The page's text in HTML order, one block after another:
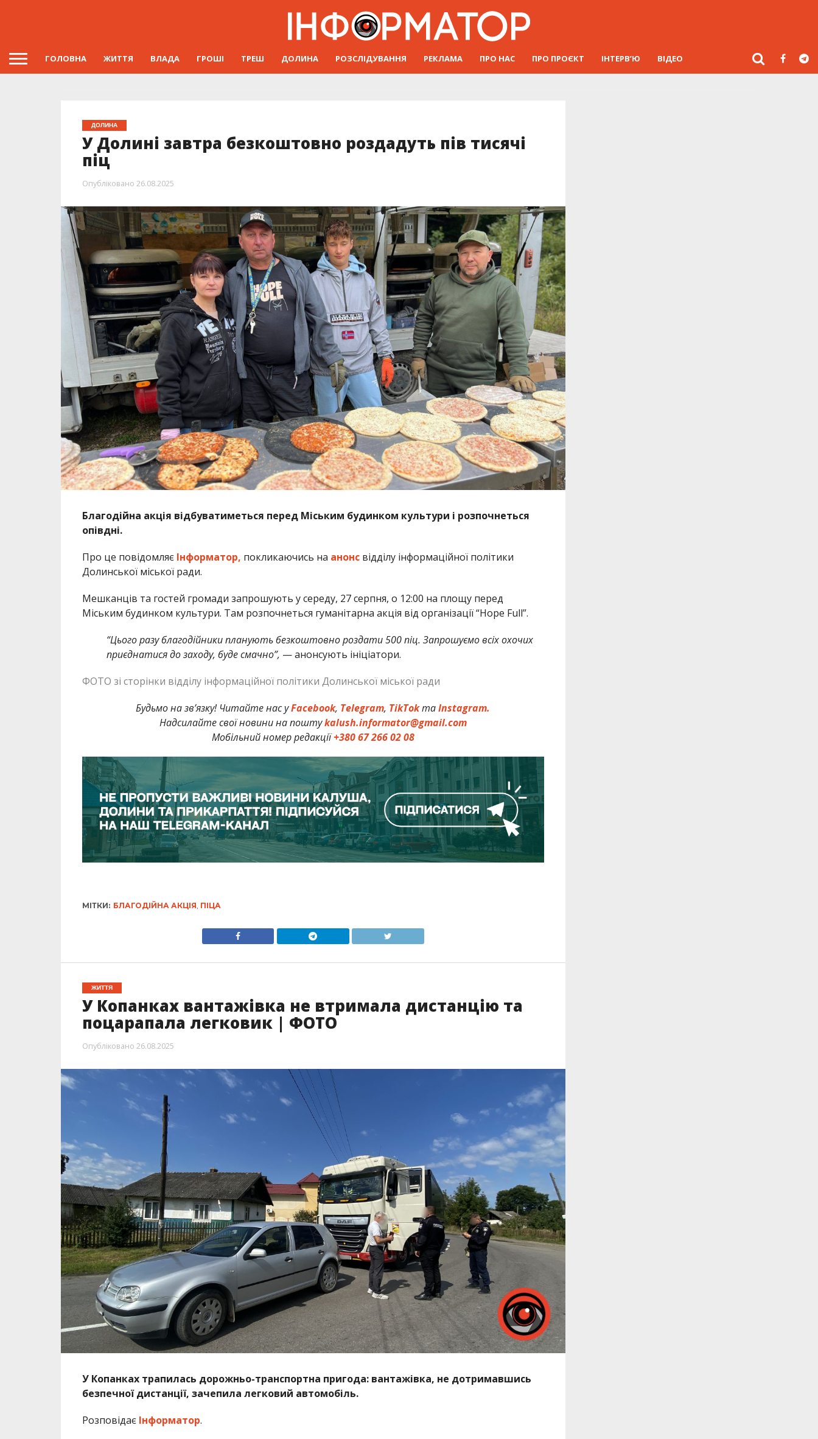
ГОЛОВНА ЖИТТЯ ВЛАДА ГРОШІ ТРЕШ ДОЛИНА РОЗСЛІДУВАННЯ РЕКЛАМА ПРО НАС ПРО ПРОЄКТ ІНТЕРВ’Ю ВІДЕО
ДОЛИНА
У Долині завтра безкоштовно роздадуть пів тисячі
піц
Опубліковано 26.08.2025
Благодійна акція відбуватиметься перед Міським будинком культури і розпочнеться
опівдні.
Про це повідомляє Інформатор, покликаючись на анонсвідділу інформаційної політики
Долинської міської ради.
Мешканців та гостей громади запрошують у середу, 27 серпня, о 12:00 на площу перед
Міським будинком культури. Там розпочнеться гуманітарна акція від організації “Hope Full”.
“Цього разу благодійники планують безкоштовно роздати 500 піц. Запрошуємо всіх охочих
приєднатися до заходу, буде смачно”, — анонсують ініціатори.
ФОТО зі сторінки відділу інформаційної політики Долинської міської ради
Будьмо на зв’язку! Читайте нас уFacebook, Telegram, TikTokтаInstagram.
Надсилайте свої новини на поштуkalush.informator@gmail.com
Мобільний номер редакції+380 67 266 02 08
МІТКИ: БЛАГОДІЙНА АКЦІЯ, ПІЦА
ЖИТТЯ
У Копанках вантажівка не втримала дистанцію та
поцарапала легковик | ФОТО
Опубліковано 26.08.2025
У Копанках трапилась дорожньо-транспортна пригода: вантажівка, не дотримавшись
безпечної дистанції, зачепила легковий автомобіль.
Розповідає Інформатор.